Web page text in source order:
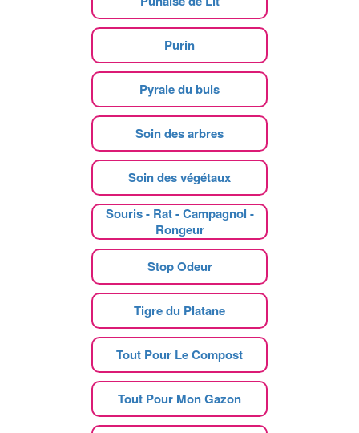
Purin
Pyrale du buis
Soin des arbres
Soin des végétaux
Souris - Rat - Campagnol -
Rongeur
Stop Odeur
Tigre du Platane
Tout Pour Le Compost
Tout Pour Mon Gazon